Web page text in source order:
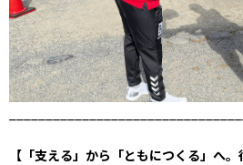
【「支える」から「ともにつくる」へ